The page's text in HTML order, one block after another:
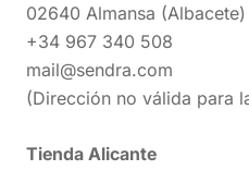
02640 Almansa (Albacete)
+34 967 340 508
mail@sendra.com
(Dirección no válida para
Tienda Alicante